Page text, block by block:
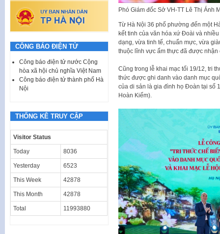
Phó Giám đốc Sở VH-TT Lê Thị Ánh
Từ Hà Nội 36 phố phường đến một
kết tinh của văn hóa xứ Đoài và
dạng, vừa tinh tế, chuẩn mực, vừa
thuộc lĩnh vực ẩm thực đã được
Cũng trong lễ khai mạc tối 19/12, tri
thức được ghi danh vào danh mục
của di sản là gia đình họ Đoàn tại số
Hoàn Kiếm).
CÔNG BÁO ĐIỆN TỬ
Công báo điện tử nước Cộng
hòa xã hội chủ nghĩa Việt Nam
Công báo điện tử thành phố Hà
Nội
THỐNG KÊ TRUY CẬP
Visitor Status
Today 8036
Yesterday 6523
This Week 42878
This Month 42878
Total 11993880